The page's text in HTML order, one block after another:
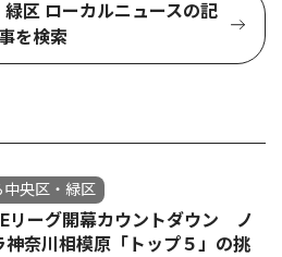
区 ローカルニュースの記
を検索
中央区・緑区
リーグ開幕カウントダウン ノ
神奈川相模原「トップ５」の挑